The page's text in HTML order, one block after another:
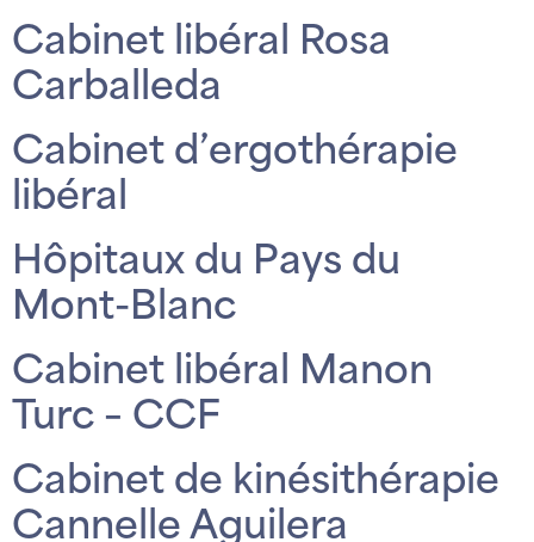
Cabinet libéral Rosa
Carballeda
Cabinet d’ergothérapie
libéral
Hôpitaux du Pays du
Mont-Blanc
Cabinet libéral Manon
Turc – CCF
Cabinet de kinésithérapie
Cannelle Aguilera